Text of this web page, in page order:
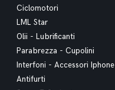
Ciclomotori
LML Star
Olii - Lubrificanti
Parabrezza - Cupolini
Interfoni - Accessori Iphone
Antifurti